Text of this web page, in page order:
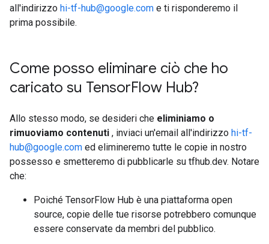
all'indirizzo hi-tf-hub@google.com e ti risponderemo il
prima possibile.
Come posso eliminare ciò che ho
caricato su TensorFlow Hub?
Allo stesso modo, se desideri che eliminiamo o
rimuoviamo contenuti , inviaci un'email all'indirizzo hi-tf-
hub@google.com ed elimineremo tutte le copie in nostro
possesso e smetteremo di pubblicarle su tfhub.dev. Notare
che:
Poiché TensorFlow Hub è una piattaforma open
source, copie delle tue risorse potrebbero comunque
essere conservate da membri del pubblico.